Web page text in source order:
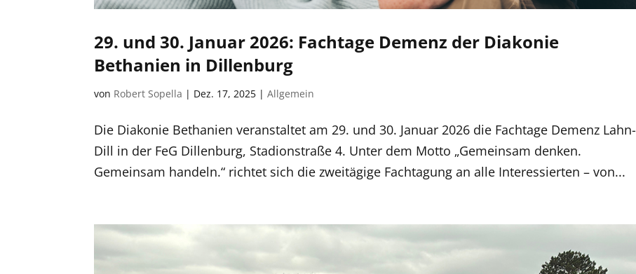
29. und 30. Januar 2026: Fachtage Demenz der Diakonie
Bethanien in Dillenburg
von Robert Sopella | Dez. 17, 2025 |Allgemein
Die Diakonie Bethanien veranstaltet am 29. und 30. Januar 2026 die Fachtage Demenz Lahn-
Dill in der FeG Dillenburg, Stadionstraße 4. Unter dem Motto „Gemeinsam denken.
Gemeinsam handeln.“ richtet sich die zweitägige Fachtagung an alle Interessierten – von...